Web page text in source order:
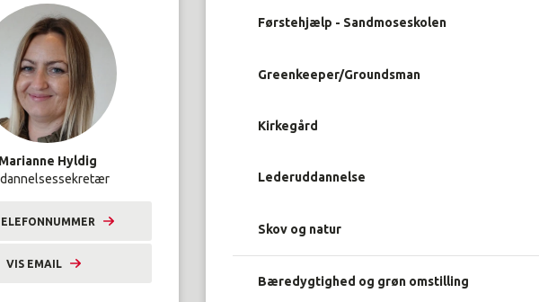
Marianne Hyldig
9633 2601
VIS EMAIL
Førstehjælp - Sandmoseskolen
Greenkeeper/Groundsman
Kirkegård
Lederuddannelse
Skov og natur
Bæredygtighed og grøn omstilling